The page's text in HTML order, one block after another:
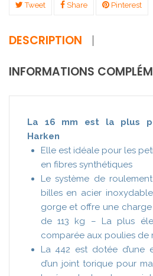
Tweet Share Pinterest
DESCRIPTION
INFORMATIONS
La 16 mm est la plus
Harken
Elle est idéale pour les
en fibres synthétiques
Le système de
billes en acier
gorge et offre une
de 113 kg – La plus
comparée aux poulies de
La 442 est dotée d’une
d’un joint torique pour